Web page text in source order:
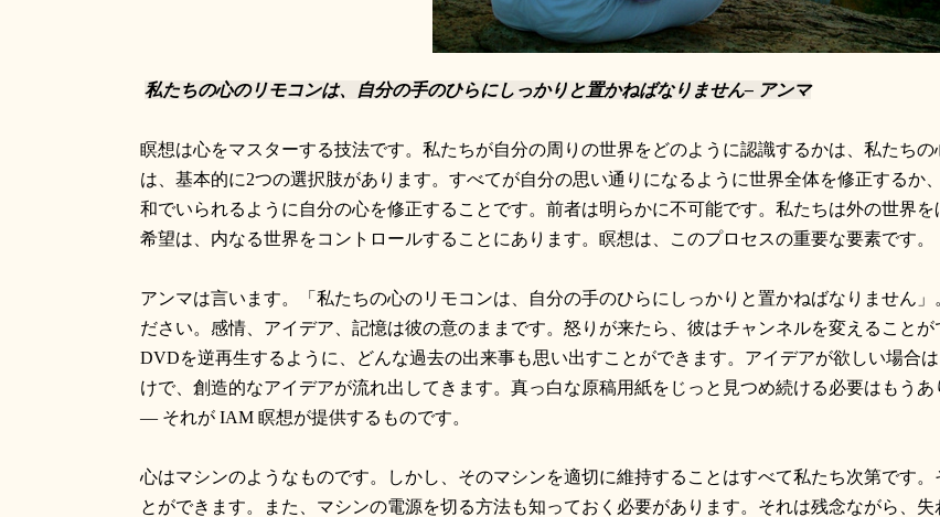
私たちの心のリモコンは、自分の手のひらにしっかりと置かねばなりません– アンマ
瞑想は心をマスターする技法です。私たちが自分の周りの世界をどのように認識するかは、私たち
は、基本的に2つの選択肢があります。すべてが自分の思い通りになるように世界全体を修正するか
和でいられるように自分の心を修正することです。前者は明らかに不可能です。私たちは外の世界
希望は、内なる世界をコントロールすることにあります。瞑想は、このプロセスの重要な要素です。
アンマは言います。「私たちの心のリモコンは、自分の手のひらにしっかりと置かねばなりません
ださい。感情、アイデア、記憶は彼の意のままです。怒りが来たら、彼はチャンネルを変えること
DVDを逆再生するように、どんな過去の出来事も思い出すことができます。アイデアが欲しい場合
けで、創造的なアイデアが流れ出してきます。真っ白な原稿用紙をじっと見つめ続ける必要はもう
— それが IAM 瞑想が提供するものです。
心はマシンのようなものです。しかし、そのマシンを適切に維持することはすべて私たち次第です
とができます。また、マシンの電源を切る方法も知っておく必要があります。それは残念ながら、